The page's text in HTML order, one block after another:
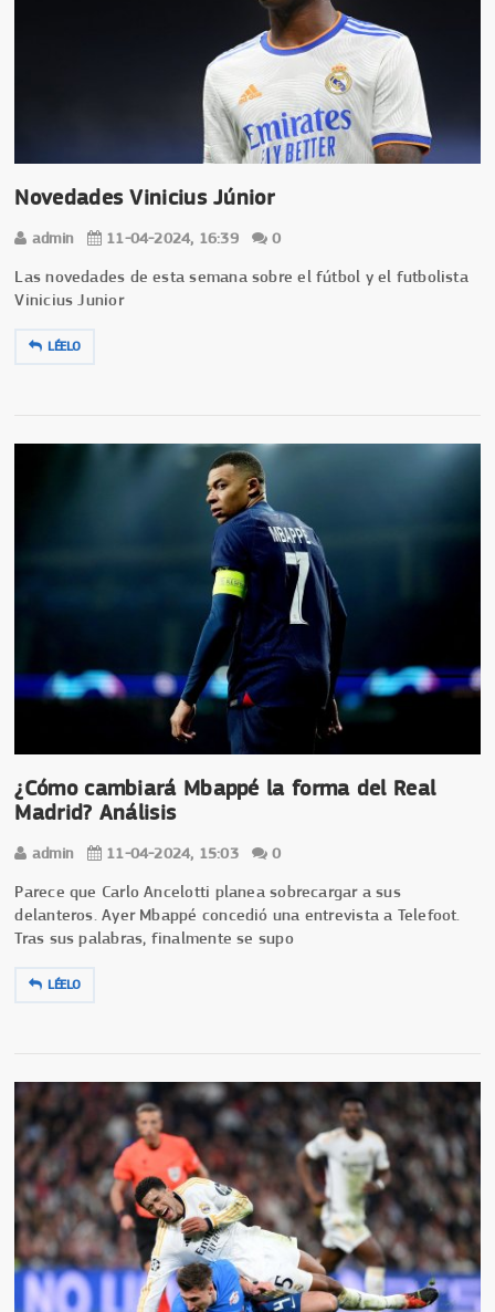
Novedades Vinicius Júnior
admin 11-04-2024, 16:39 0
Las novedades de esta semana sobre el fútbol y el futbolista
Vinicius Junior
LÉELO
¿Cómo cambiará Mbappé la forma del Real
Madrid? Análisis
admin 11-04-2024, 15:03 0
Parece que Carlo Ancelotti planea sobrecargar a sus
delanteros. Ayer Mbappé concedió una entrevista a Telefoot.
Tras sus palabras, finalmente se supo
LÉELO